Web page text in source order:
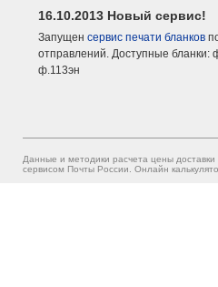
16.10.2013 Новый сервис!
Запущен сервис печати бланков
отправлений. Доступные бланки:
ф.113эн
Данные и методики расчета цены
сервисом Почты России. Онлайн